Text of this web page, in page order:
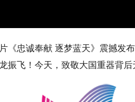
忠诚奉献 逐梦蓝天》震撼发布
飞！今天，致敬大国重器背后